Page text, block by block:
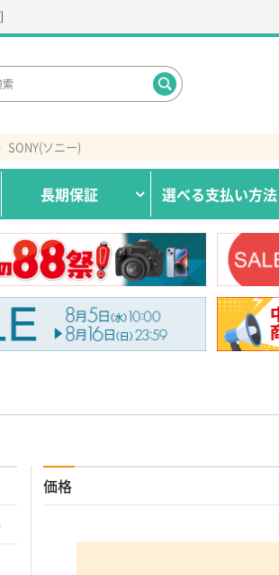
]
SONY(ソニー)
長期保証 選べる支払い方法
価格